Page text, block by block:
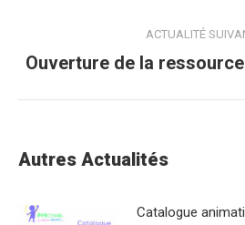
commentaire
ACTUALITÉ
Onglet
Ouverture de la
Autres Actualités
Catalogue